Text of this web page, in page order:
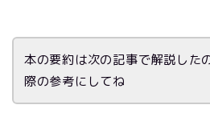
本の要約は次の記事で解説した
際の参考にしてね